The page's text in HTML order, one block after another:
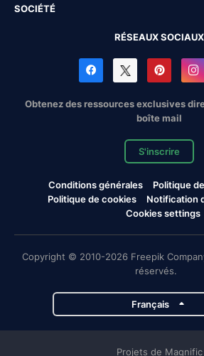
SOCIÉTÉ
RÉSEAUX SOCIAUX
Obtenez des ressources exclusives
boîte mail
S'inscrire
Conditions générales
Politique
Politique de cookies
Notification
Cookies settings
Copyright © 2010-2026 Freepik
réservés.
Français
Projets de Magnific